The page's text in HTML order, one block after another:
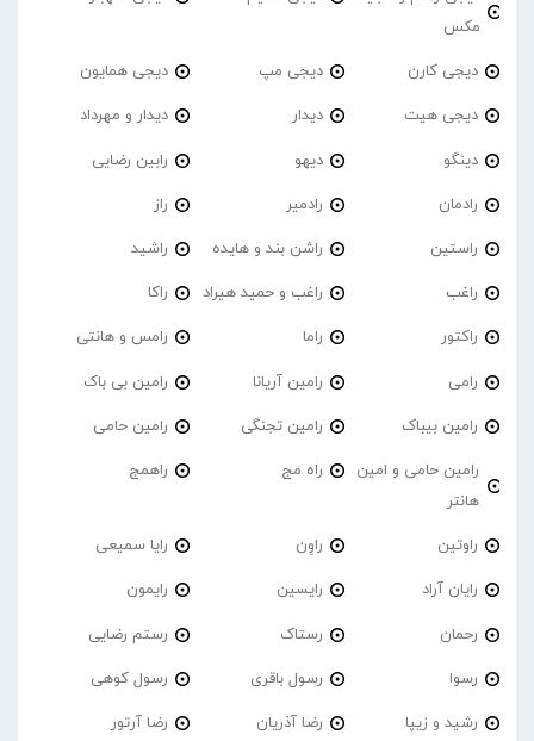
مکس
دیجی کارن دیجی مپ دیجی همایون
دیجی هیت دیدار دیدار و مهرداد
دینگو دیهو رابین رضایی
رادمان رادمیر راز
راستین راشن بند و هایده راشید
راغب راغب و حمید هیراد راکا
راکتور راما رامس و هانتی
رامی رامین آریانا رامین بی باک
رامین بیباک رامین تجنگی رامین حامی
رامین حامی و امین
هانتر
راه مج راهمج
راوتین راوِن رایا سمیعی
رایان آراد رایسین رایمون
رحمان رستاک رستم رضایی
رسوا رسول باقری رسول کوهی
رشید و زیپا رضا آذریان رضا آرتور